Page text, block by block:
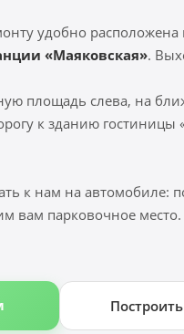
удобно расположена
«Маяковская».
площадь слева, на
к зданию гостиницы
к нам на автомобиле:
вам парковочное место.